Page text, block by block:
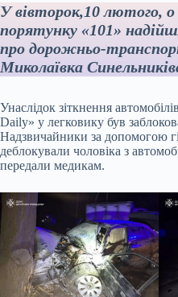
У вівторок,10 лютого,
порятунку «101»
про дорожньо-
Миколаївка
Унаслідок зіткнення
Daily» у легковику був
Надзвичайники за допомогою
деблокували чоловіка з
передали медикам.